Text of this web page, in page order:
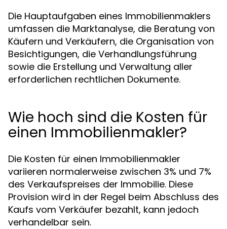
Die Hauptaufgaben eines Immobilienmaklers
umfassen die Marktanalyse, die Beratung von
Käufern und Verkäufern, die Organisation von
Besichtigungen, die Verhandlungsführung
sowie die Erstellung und Verwaltung aller
erforderlichen rechtlichen Dokumente.
Wie hoch sind die Kosten für
einen Immobilienmakler?
Die Kosten für einen Immobilienmakler
variieren normalerweise zwischen 3% und 7%
des Verkaufspreises der Immobilie. Diese
Provision wird in der Regel beim Abschluss des
Kaufs vom Verkäufer bezahlt, kann jedoch
verhandelbar sein.